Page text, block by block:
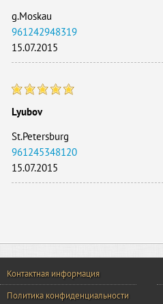
g.Moskau
961242948319
15.07.2015
Lyubov
St.Petersburg
961245348120
15.07.2015
Контактная информация
Политика конфиденциальности